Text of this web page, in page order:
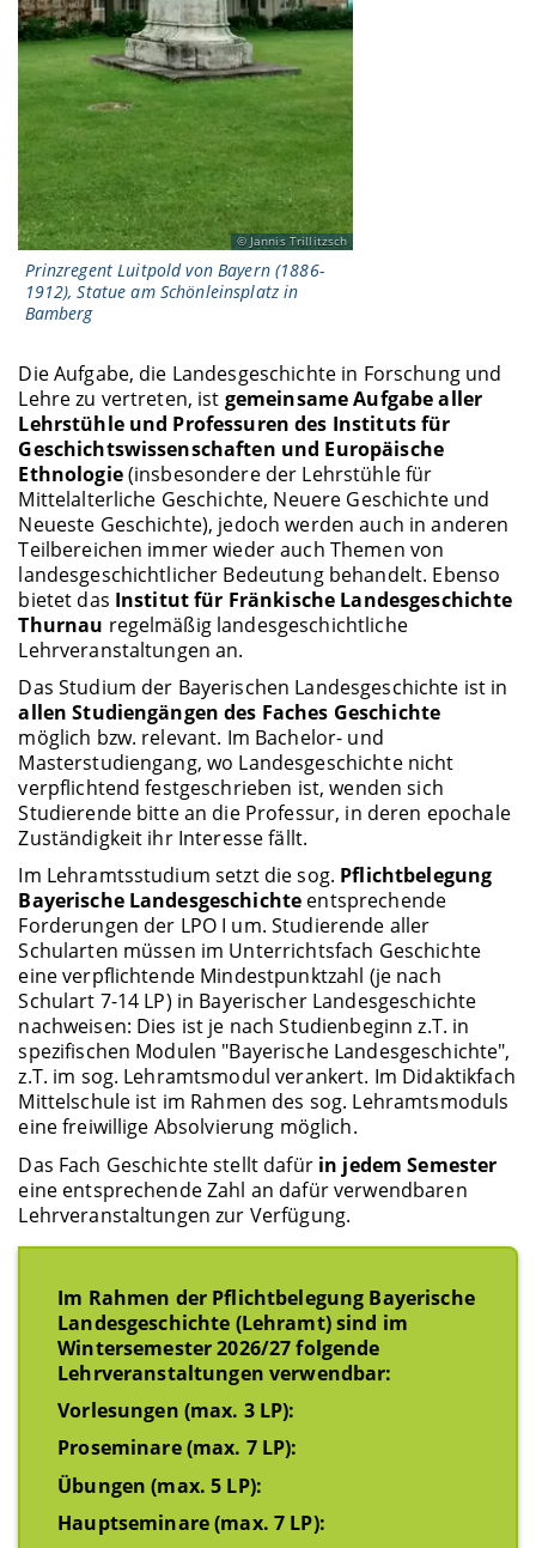
Jannis Trillitzsch
Prinzregent Luitpold von Bayern (1886-
1912), Statue am Schönleinsplatz in
Bamberg
Die Aufgabe, die Landesgeschichte in Forschung und
Lehre zu vertreten, ist gemeinsame Aufgabe aller
Lehrstühle und Professuren des Instituts für
Geschichtswissenschaften und Europäische
Ethnologie(insbesondere der Lehrstühle für
Mittelalterliche Geschichte, Neuere Geschichte und
Neueste Geschichte), jedoch werden auch in anderen
Teilbereichen immer wieder auch Themen von
landesgeschichtlicher Bedeutung behandelt. Ebenso
bietet das Institut für Fränkische Landesgeschichte
Thurnau regelmäßig landesgeschichtliche
Lehrveranstaltungen an.
Das Studium der Bayerischen Landesgeschichte ist in
allen Studiengängen des Faches Geschichte
möglich bzw. relevant. Im Bachelor- und
Masterstudiengang, wo Landesgeschichte nicht
verpflichtend festgeschrieben ist, wenden sich
Studierende bitte an die Professur, in deren epochale
Zuständigkeit ihr Interesse fällt.
Im Lehramtsstudium setzt die sog. Pflichtbelegung
Bayerische Landesgeschichte entsprechende
Forderungen der LPO I um. Studierende aller
Schularten müssen im Unterrichtsfach Geschichte
eine verpflichtende Mindestpunktzahl (je nach
Schulart 7-14 LP) in Bayerischer Landesgeschichte
nachweisen: Dies ist je nach Studienbeginn z.T. in
spezifischen Modulen "Bayerische Landesgeschichte",
z.T. im sog. Lehramtsmodul verankert. Im Didaktikfach
Mittelschule ist im Rahmen des sog. Lehramtsmoduls
eine freiwillige Absolvierung möglich.
Das Fach Geschichte stellt dafür in jedem Semester
eine entsprechende Zahl an dafür verwendbaren
Lehrveranstaltungen zur Verfügung.
Im Rahmen der Pflichtbelegung Bayerische
Landesgeschichte (Lehramt) sind im
Wintersemester 2026/27 folgende
Lehrveranstaltungen verwendbar:
Vorlesungen (max. 3 LP):
Proseminare (max. 7 LP):
Übungen (max. 5 LP):
Hauptseminare (max. 7 LP):